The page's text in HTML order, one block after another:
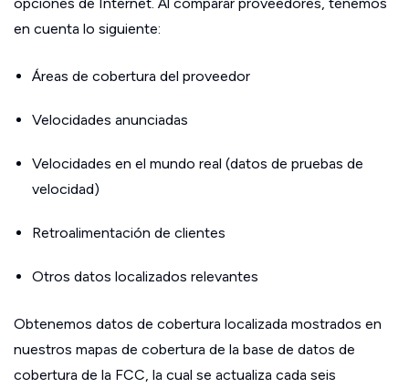
en cuenta lo siguiente:
Áreas de cobertura del proveedor
Velocidades anunciadas
Velocidades en el mundo real (datos de pruebas de
velocidad)
Retroalimentación de clientes
Otros datos localizados relevantes
Obtenemos datos de cobertura localizada mostrados en
nuestros mapas de cobertura de la base de datos de
cobertura de la FCC, la cual se actualiza cada seis